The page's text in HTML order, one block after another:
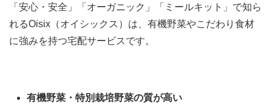
「安心・安全」「オーガニック」「ミールキット」で知ら
れるOisix（オイシックス）は、有機野菜やこだわり食材
に強みを持つ宅配サービスです。
有機野菜・特別栽培野菜の質が高い